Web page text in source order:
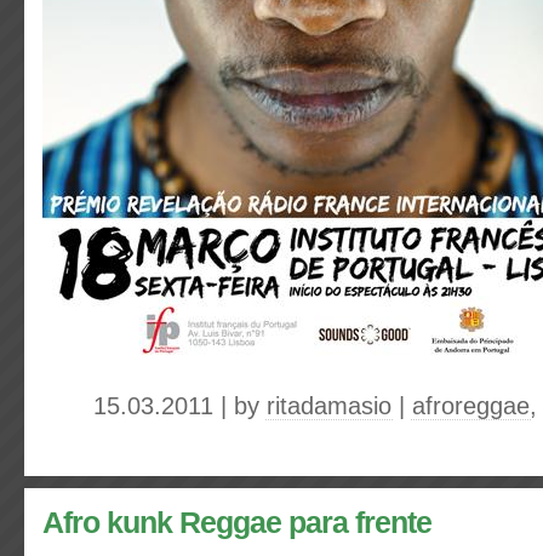
15.03.2011 | by ritadamasio afroreggae,
Afro kunk Reggae para frente